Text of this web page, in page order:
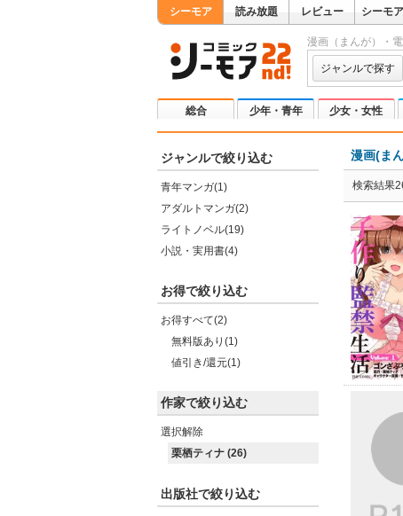
シーモア 読み放題 レビュー シーモ
漫画（まんが）・
ジャンルで探す
総合 少年・青年 少女・女性
ジャンルで絞り込む
青年マンガ(1)
アダルトマンガ(2)
ライトノベル(19)
小説・実用書(4)
お得で絞り込む
お得すべて(2)
無料版あり(1)
値引き/還元(1)
作家で絞り込む
選択解除
栗栖ティナ (26)
出版社で絞り込む
漫画(ま
検索結果